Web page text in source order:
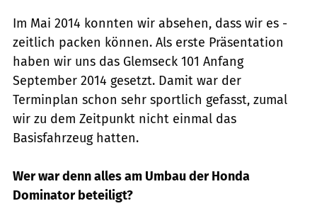
Im Mai 2014 konnten wir absehen, dass wir es ­
zeitlich packen können. Als erste Präsen­ta­tion
haben wir uns das Glemseck 101 ­Anfang
September 2014 gesetzt. Damit war der
Terminplan schon sehr sportlich gefasst, ­zumal
wir zu dem Zeitpunkt nicht einmal das
Basisfahrzeug hatten.
Wer war denn alles am Umbau der Honda
Dominator ­beteiligt?